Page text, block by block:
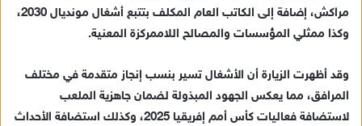
ك
ر
و
مراكش، إضافة إلى الكاتب العام المكلف بتتبع أشغال مونديال 2030،
وكذا ممثلي المؤسسات والمصالح اللاممركزة المعنية.
وقد أظهرت الزيارة أن الأشغال تسير بنسب إنجاز متقدمة في مختلف
المرافق، مما يعكس الجهود المبذولة لضمان جاهزية الملعب
لاستضافة فعاليات كأس أمم إفريقيا 2025، وكذلك استضافة الأحداث